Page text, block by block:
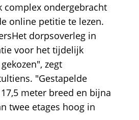
complex ondergebracht
online petitie te lezen.
dorpsoverleg in
voor het tijdelijk
zegt
"Gestapelde
meter breed en bijna
twee etages hoog in